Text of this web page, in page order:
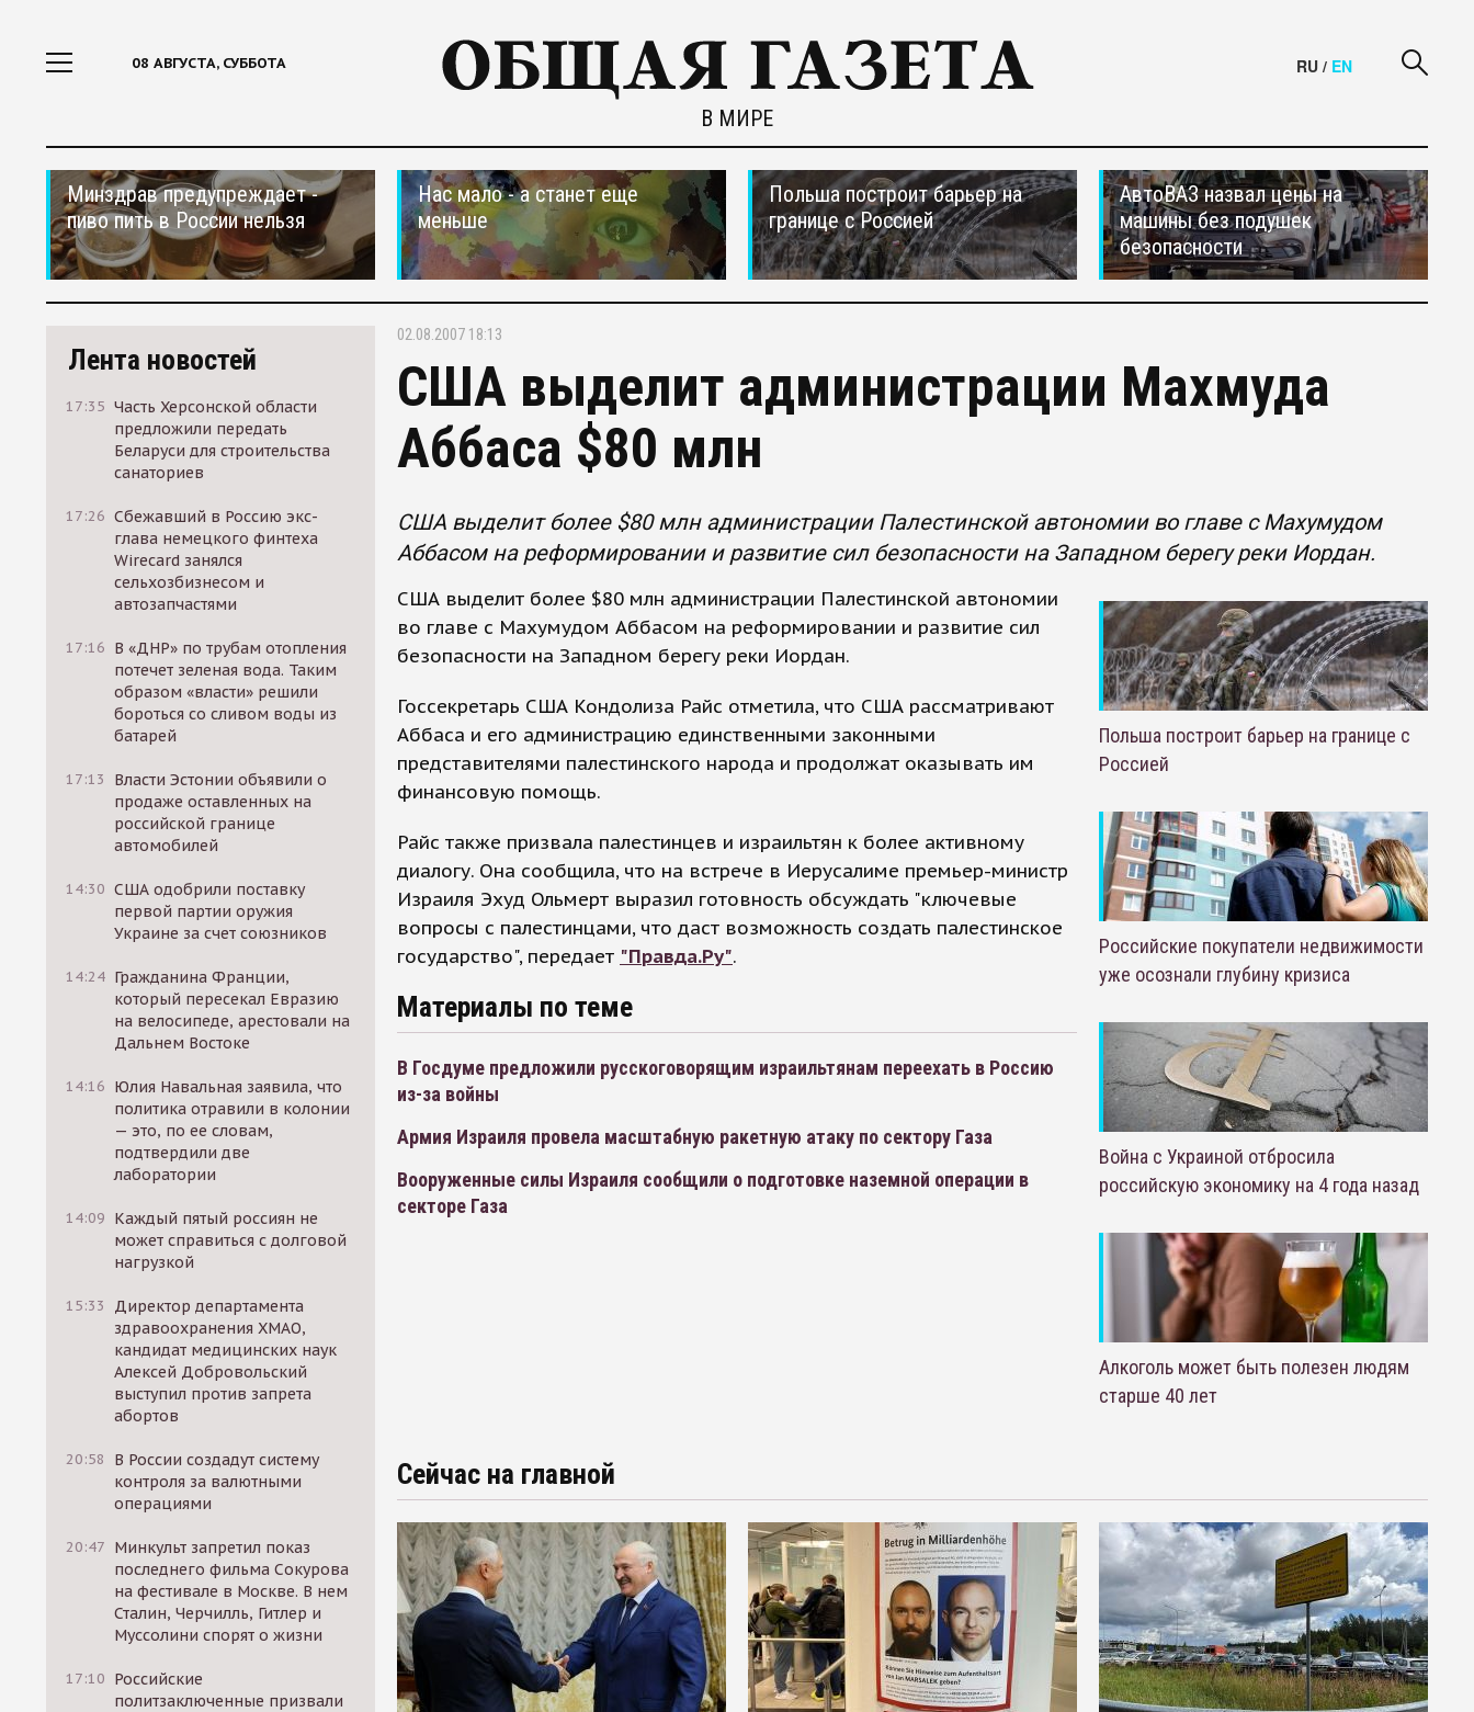
08 АВГУСТА, СУББОТА
В МИРЕ
RU / EN
Минздрав предупреждает -
пиво пить в России нельзя
Нас мало - а станет еще
меньше
Польша построит барьер на
границе с Россией
АвтоВАЗ назвал цены на
машины без подушек
безопасности
Лента новостей
17:35 Часть Херсонской области
предложили передать
Беларуси для строительства
санаториев
17:26 Сбежавший в Россию экс-
глава немецкого финтеха
Wirecard занялся
сельхозбизнесом и
автозапчастями
17:16 В «ДНР» по трубам отопления
потечет зеленая вода. Таким
образом «власти» решили
бороться со сливом воды из
батарей
17:13
Власти Эстонии объявили о
продаже оставленных на
российской границе
автомобилей
14:30 США одобрили поставку
первой партии оружия
Украине за счет союзников
14:24 Гражданина Франции,
который пересекал Евразию
на велосипеде, арестовали на
Дальнем Востоке
14:16 Юлия Навальная заявила, что
политика отравили в колонии
— это, по ее словам,
подтвердили две
лаборатории
14:09 Каждый пятый россиян не
может справиться с долговой
нагрузкой
15:33
Директор департамента
здравоохранения ХМАО,
кандидат медицинских наук
Алексей Добровольский
выступил против запрета
абортов
20:58
В России создадут систему
контроля за валютными
операциями
20:47 Минкульт запретил показ
последнего фильма Сокурова
на фестивале в Москве. В нем
Сталин, Черчилль, Гитлер и
Муссолини спорят о жизни
17:10 Российские
политзаключенные призвали
02.08.2007 18:13
США выделит администрации Махмуда
Аббаса $80 млн
США выделит более $80 млн администрации Палестинской автономии во главе с Махумудом
Аббасом на реформировании и развитие сил безопасности на Западном берегу реки Иордан.
США выделит более $80 млн администрации Палестинской автономии
во главе с Махумудом Аббасом на реформировании и развитие сил
безопасности на Западном берегу реки Иордан.
Госсекретарь США Кондолиза Райс отметила, что США рассматривают
Аббаса и его администрацию единственными законными
представителями палестинского народа и продолжат оказывать им
финансовую помощь.
Райс также призвала палестинцев и израильтян к более активному
диалогу. Она сообщила, что на встрече в Иерусалиме премьер-министр
Израиля Эхуд Ольмерт выразил готовность обсуждать "ключевые
вопросы с палестинцами, что даст возможность создать палестинское
государство", передает "Правда.Ру".
Материалы по теме
В Госдуме предложили русскоговорящим израильтянам переехать в Россию
из-за войны
Армия Израиля провела масштабную ракетную атаку по сектору Газа
Вооруженные силы Израиля сообщили о подготовке наземной операции в
секторе Газа
Польша построит барьер на границе с
Россией
Российские покупатели недвижимости
уже осознали глубину кризиса
Война с Украиной отбросила
российскую экономику на 4 года назад
Алкоголь может быть полезен людям
старше 40 лет
Сейчас на главной